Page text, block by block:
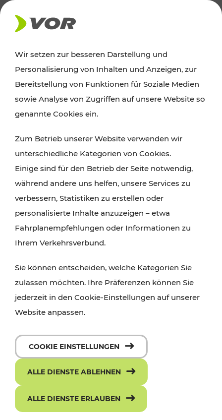
AKTUELLES
News
Alle wichtigen Meldungen zu Fahrplanänderungen,
finden Sie hier im Überblick.
Wir setzen zur besseren Darstellung und
Personalisierung von Inhalten und Anzeigen, zur
Bereitstellung von Funktionen für Soziale Medien
sowie Analyse von Zugriffen auf unsere Website so
genannte Cookies ein.
Zum Betrieb unserer Website verwenden wir
unterschiedliche Kategorien von Cookies.
Einige sind für den Betrieb der Seite notwendig,
während andere uns helfen, unsere Services zu
verbessern, Statistiken zu erstellen oder
personalisierte Inhalte anzuzeigen – etwa
Fahrplanempfehlungen oder Informationen zu
Ihrem Verkehrsverbund.
Sie können entscheiden, welche Kategorien Sie
zulassen möchten. Ihre Präferenzen können Sie
jederzeit in den Cookie-Einstellungen auf unserer
Website anpassen.
COOKIE EINSTELLUNGEN
ALLE DIENSTE ABLEHNEN
ALLE DIENSTE ERLAUBEN